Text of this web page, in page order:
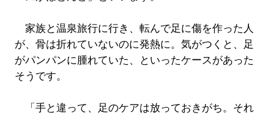
家族と温泉旅行に行き、転んで足に傷を作った人
が、骨は折れていないのに発熱に。気がつくと、足
がパンパンに腫れていた、といったケースがあった
そうです。
「手と違って、足のケアは放っておきがち。それ